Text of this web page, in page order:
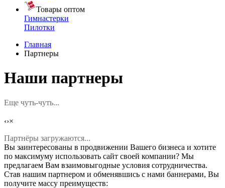
Товары оптом
Гимнастерки
Пилотки
Главная
Партнеры
Наши партнеры
Еще чуть-чуть...
‹›×
Партнёры загружаются...
Вы заинтересованы в продвижении Вашего бизнеса и хотите
по максимуму использовать сайт своей компании? Мы
предлагаем Вам взаимовыгодные условия сотрудничества.
Став нашим партнером и обменявшись с нами баннерами, Вы
получите массу преимуществ: